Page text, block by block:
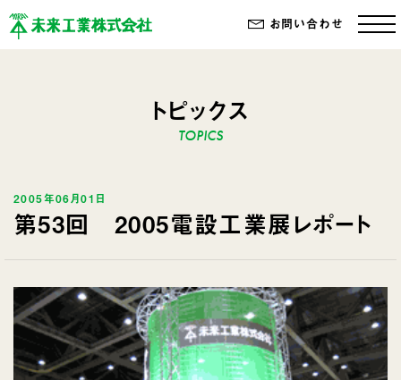
お問い合わせ
トピックス
2005年06月01日
第53回 2005電設工業展レポート